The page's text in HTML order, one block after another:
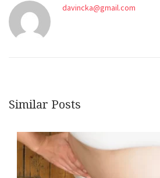
davincka@gmail.com
Similar Posts